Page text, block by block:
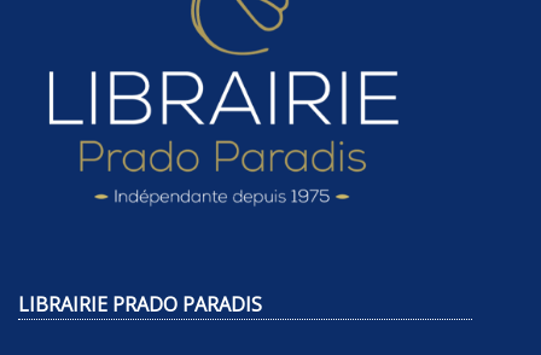
LIBRAIRIE PRADO PARADIS